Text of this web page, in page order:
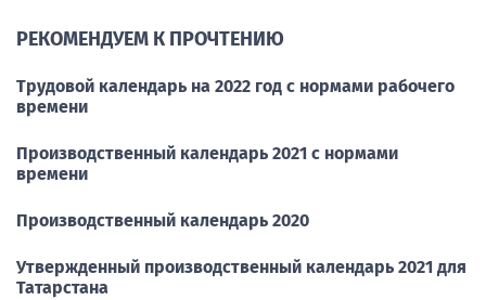
РЕКОМЕНДУЕМ К ПРОЧТЕНИЮ
Трудовой календарь на 2022 год с нормами рабочего
времени
Производственный календарь 2021 с нормами
времени
Производственный календарь 2020
Утвержденный производственный календарь 2021 для
Татарстана